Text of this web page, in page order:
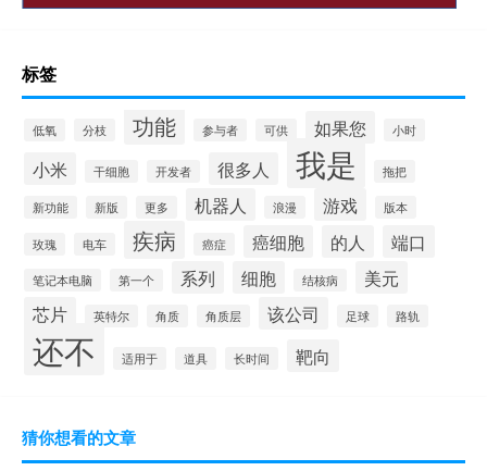
标签
低氧 分枝 功能 参与者 可供 如果您 小时
小米 干细胞 开发者 很多人 我是 拖把
新功能 新版 更多 机器人 浪漫 游戏 版本
玫瑰 电车 疾病 癌症 癌细胞 的人 端口
笔记本电脑 第一个 系列 细胞 结核病
美元
芯片
英特尔 角质 角质层 该公司 足球 路轨
还不 适用于 道具 长时间 靶向
猜你想看的文章